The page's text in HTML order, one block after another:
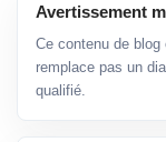
Avertissement
Ce contenu de
remplace pas un
qualifié.